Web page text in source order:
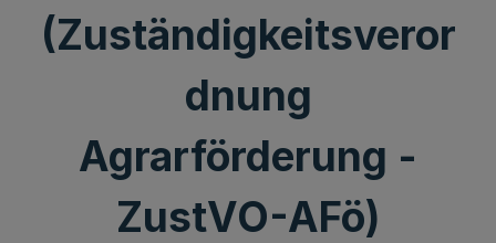
(Zuständigkeitsveror
dnung
Agrarförderung -
ZustVO-AFö)